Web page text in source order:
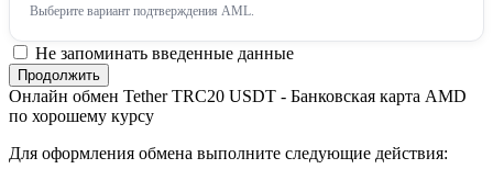
Выберите вариант подтверждения AML.
Не запоминать введенные данные
Онлайн обмен Tether TRC20 USDT - Банковская карта AMD
по хорошему курсу
Для оформления обмена выполните следующие действия: